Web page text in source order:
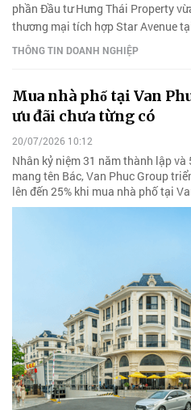
phần Đầu tư Hưng Thái Property
thương mại tích hợp Star Avenue
Yên.
THÔNG TIN DOANH NGHIỆP
Mua nhà phố tại Van
ưu đãi chưa từng có
20/07/2026 10:12
Nhân kỷ niệm 31 năm thành lập
mang tên Bác, Van Phuc Group
lên đến 25% khi mua nhà phố tại